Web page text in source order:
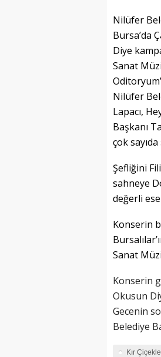
Nilüfer
Bursa’da
Diye
Sanat
Nilüfer
Lapacı,
Başkanı
çok
Şefliğini
sahneye
değerli
Konserin
Sanat
Konserin
Okusun
Gecenin
Belediye
Kır